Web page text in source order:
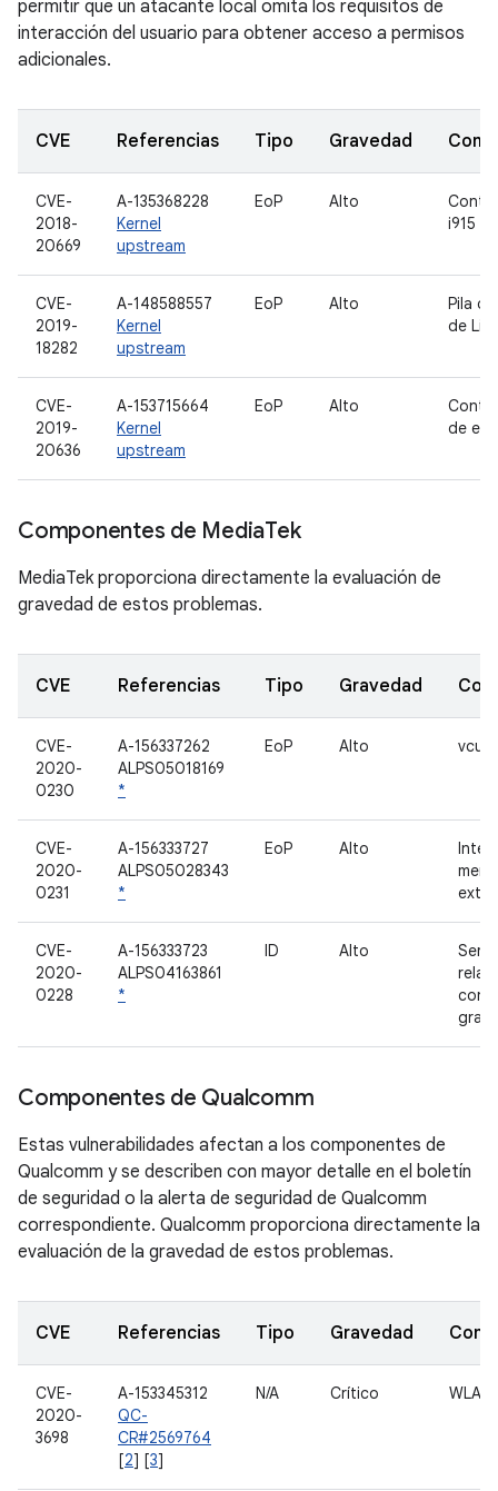
permitir que un atacante local omita los requisitos de
interacción del usuario para obtener acceso a permisos
adicionales.
CVE Referencias Tipo Gravedad
CVE-
2018-
20669
A-135368228
Kernel
upstream
EoP Alto
i915
CVE-
2019-
18282
A-148588557
Kernel
upstream
EoP Alto
Pila
de
CVE-
2019-
20636
A-153715664
Kernel
upstream
EoP Alto
de
Componentes de MediaTek
MediaTek proporciona directamente la evaluación de
gravedad de estos problemas.
CVE Referencias Tipo Gravedad
CVE-
2020-
0230
A-156337262
ALPS05018169
*
EoP Alto vcu
CVE-
2020-
0231
A-156333727
ALPS05028343
*
EoP Alto
CVE-
2020-
0228
A-156333723
ALPS04163861
*
ID Alto
con
Componentes de Qualcomm
Estas vulnerabilidades afectan a los componentes de
Qualcomm y se describen con mayor detalle en el boletín
de seguridad o la alerta de seguridad de Qualcomm
correspondiente. Qualcomm proporciona directamente la
evaluación de la gravedad de estos problemas.
CVE Referencias Tipo Gravedad
CVE-
2020-
3698
A-153345312
QC-
CR#2569764
[2] [3]
N/A Crítico WLAN